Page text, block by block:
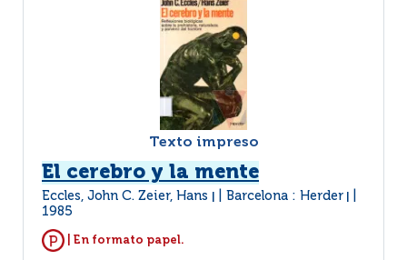
Texto impreso
El cerebro y la mente
Eccles, John C. Zeier, Hans Barcelona : Herder
1985
| En formato papel.